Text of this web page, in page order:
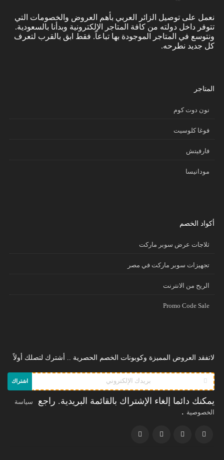
نعمل على توصيل الزائر العربي بأهم العروض والخصومات التي
تتوفر داخل دولته من كافة المتاجر الإلكترونية وبدأنا بالسعودية.
ونتوسع في المتاجر الموجودة بها تباعاً. فقط ابق بالقرب لتعرف
كل جديد نطرحه.
المتاجر
نون دوت كوم
فوغا كلوسيت
فارفيتش
مودانيسا
أكواد الخصم
ثلاجات عرض سوبر ماركت
تجهيزات سوبر ماركت في مصر
الريح من الانترنت
Promo Code Sale
لاتفقد العروض المميزة وكوبونات الخصم الحصرية .. أشترك لتصلك أولاً
اشتراك
يمكنك دائما إلغاء الإشتراك بالقائمة البريدية. راجع
سياسة
الخصوصية .